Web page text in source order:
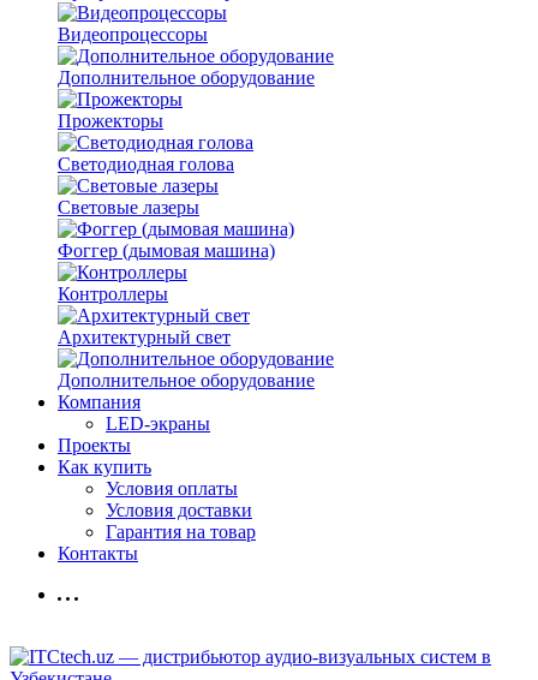
Видеопроцессоры
Дополнительное оборудование
Прожекторы
Светодиодная голова
Световые лазеры
Фоггер (дымовая машина)
Контроллеры
Архитектурный свет
Дополнительное оборудование
Компания
LED-экраны
Проекты
Как купить
Условия оплаты
Условия доставки
Гарантия на товар
Контакты